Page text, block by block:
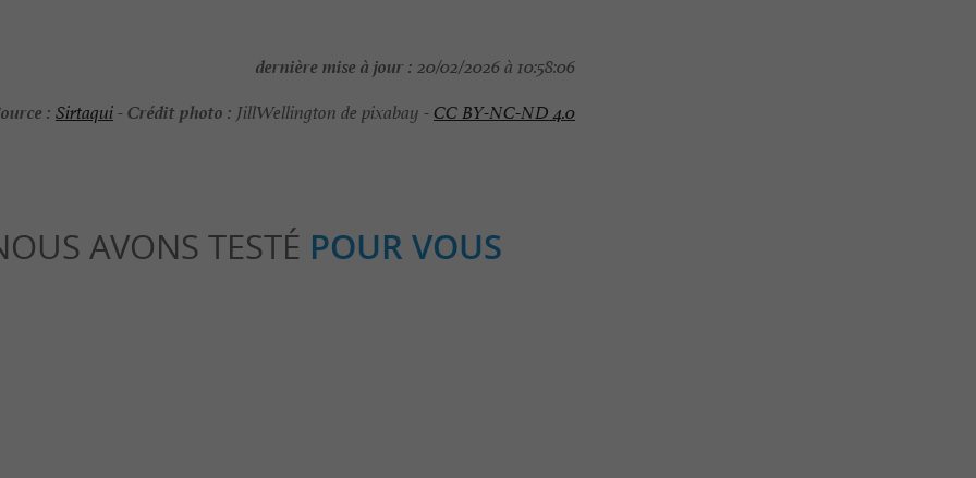
dernière mise à jour : 20/02/2026 à 10:58:06
: Sirtaqui-Crédit photo : JillWellington de pixabay -CC BY-NC-ND 4.0
AVONS TESTÉ POUR VOUS